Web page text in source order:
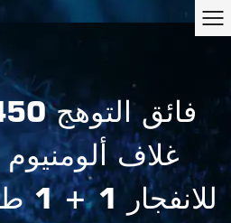
للانفجار 1 + 1 طرف مع برغي